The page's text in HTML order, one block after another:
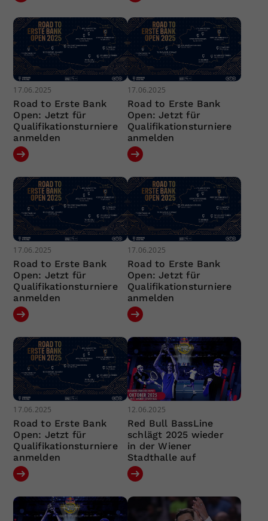
17.06.2025
Road to Erste Bank
Open: Jetzt für
Qualifikationsturniere
anmelden
17.06.2025
Road to Erste Bank
Open: Jetzt für
Qualifikationsturniere
anmelden
17.06.2025
Road to Erste Bank
Open: Jetzt für
Qualifikationsturniere
anmelden
17.06.2025
Road to Erste Bank
Open: Jetzt für
Qualifikationsturniere
anmelden
17.06.2025
Road to Erste Bank
Open: Jetzt für
Qualifikationsturniere
anmelden
12.06.2025
Red Bull BassLine
schlägt 2025 wieder
in der Wiener
Stadthalle auf